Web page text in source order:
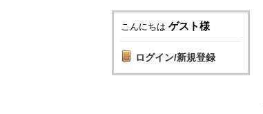
こんにちは ゲスト様
ログイン/新規登録